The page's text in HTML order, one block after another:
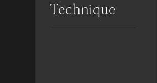
Technique